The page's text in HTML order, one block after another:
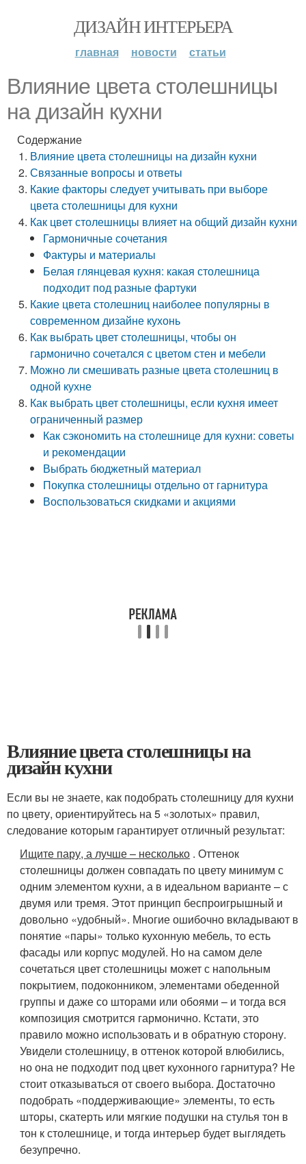
ДИЗАЙН ИНТЕРЬЕРА
главная новости статьи
Влияние цвета столешницы
на дизайн кухни
Содержание
Влияние цвета столешницы на дизайн кухни
Связанные вопросы и ответы
Какие факторы следует учитывать при выборе
цвета столешницы для кухни
Как цвет столешницы влияет на общий дизайн кухни
Гармоничные сочетания
Фактуры и материалы
Белая глянцевая кухня: какая столешница
подходит под разные фартуки
Какие цвета столешниц наиболее популярны в
современном дизайне кухонь
Как выбрать цвет столешницы, чтобы он
гармонично сочетался с цветом стен и мебели
Можно ли смешивать разные цвета столешниц в
одной кухне
Как выбрать цвет столешницы, если кухня имеет
ограниченный размер
Как сэкономить на столешнице для кухни: советы
и рекомендации
Выбрать бюджетный материал
Покупка столешницы отдельно от гарнитура
Воспользоваться скидками и акциями
Влияние цвета столешницы на
дизайн кухни
Если вы не знаете, как подобрать столешницу для кухни
по цвету, ориентируйтесь на 5 «золотых» правил,
следование которым гарантирует отличный результат:
Ищите пару, а лучше – несколько . Оттенок
столешницы должен совпадать по цвету минимум с
одним элементом кухни, а в идеальном варианте – с
двумя или тремя. Этот принцип беспроигрышный и
довольно «удобный». Многие ошибочно вкладывают в
понятие «пары» только кухонную мебель, то есть
фасады или корпус модулей. Но на самом деле
сочетаться цвет столешницы может с напольным
покрытием, подоконником, элементами обеденной
группы и даже со шторами или обоями – и тогда вся
композиция смотрится гармонично. Кстати, это
правило можно использовать и в обратную сторону.
Увидели столешницу, в оттенок которой влюбились,
но она не подходит под цвет кухонного гарнитура? Не
стоит отказываться от своего выбора. Достаточно
подобрать «поддерживающие» элементы, то есть
шторы, скатерть или мягкие подушки на стулья тон в
тон к столешнице, и тогда интерьер будет выглядеть
безупречно.